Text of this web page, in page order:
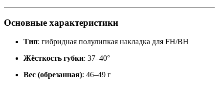
Основные характеристики
Тип: гибридная полулипкая накладка для FH/BH
Жёсткость губки: 37–40°
Вес (обрезанная): 46–49 г